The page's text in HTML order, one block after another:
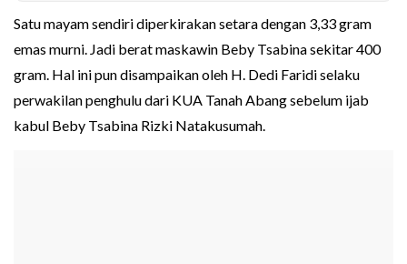
Satu mayam sendiri diperkirakan setara dengan 3,33 gram
emas murni. Jadi berat maskawin Beby Tsabina sekitar 400
gram. Hal ini pun disampaikan oleh H. Dedi Faridi selaku
perwakilan penghulu dari KUA Tanah Abang sebelum ijab
kabul Beby Tsabina Rizki Natakusumah.